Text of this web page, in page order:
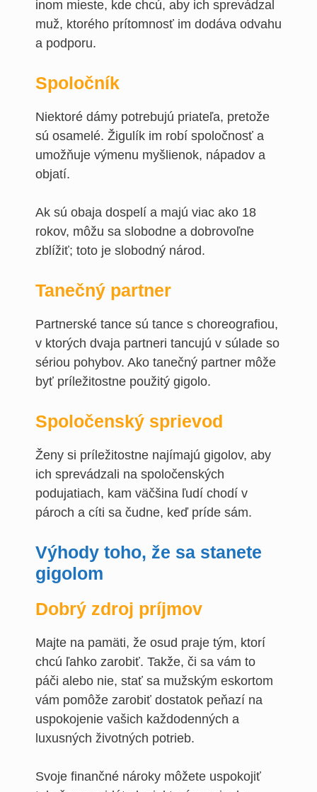
inom mieste, kde chcú, aby ich sprevádzal
muž, ktorého prítomnosť im dodáva odvahu
a podporu.
Spoločník
Niektoré dámy potrebujú priateľa, pretože
sú osamelé. Žigulík im robí spoločnosť a
umožňuje výmenu myšlienok, nápadov a
objatí.
Ak sú obaja dospelí a majú viac ako 18
rokov, môžu sa slobodne a dobrovoľne
zblížiť; toto je slobodný národ.
Tanečný partner
Partnerské tance sú tance s choreografiou,
v ktorých dvaja partneri tancujú v súlade so
sériou pohybov. Ako tanečný partner môže
byť príležitostne použitý gigolo.
Spoločenský sprievod
Ženy si príležitostne najímajú gigolov, aby
ich sprevádzali na spoločenských
podujatiach, kam väčšina ľudí chodí v
pároch a cíti sa čudne, keď príde sám.
Výhody toho, že sa stanete
gigolom
Dobrý zdroj príjmov
Majte na pamäti, že osud praje tým, ktorí
chcú ľahko zarobiť. Takže, či sa vám to
páči alebo nie, stať sa mužským eskortom
vám pomôže zarobiť dostatok peňazí na
uspokojenie vašich každodenných a
luxusných životných potrieb.
Svoje finančné nároky môžete uspokojiť